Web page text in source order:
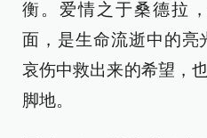
衡。爱情之于桑德拉
面，是生命流逝中的亮
哀伤中救出来的希望，
脚地。